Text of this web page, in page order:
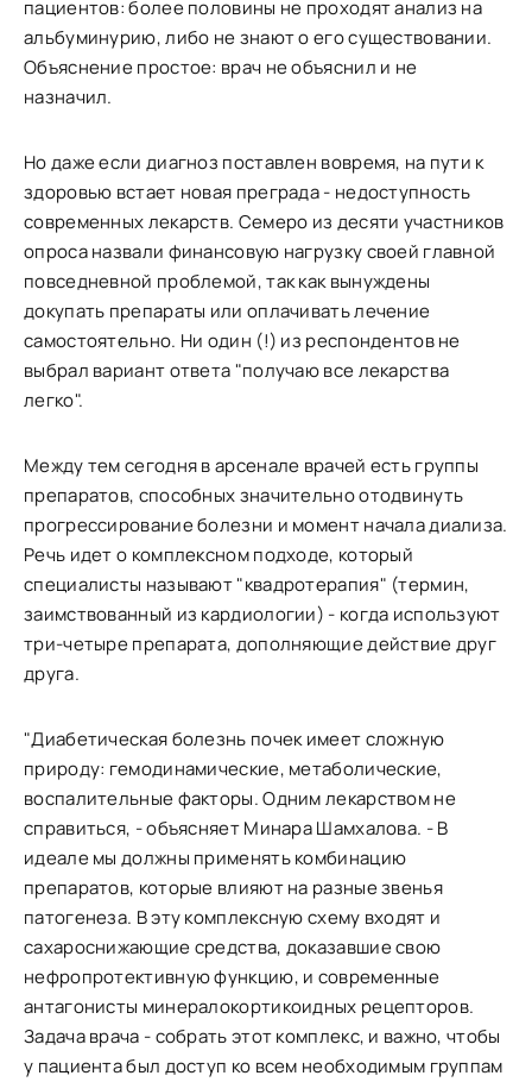
пациентов: более половины не проходят анализ на
альбуминурию, либо не знают о его существовании.
Объяснение простое: врач не объяснил и не
назначил.
Но даже если диагноз поставлен вовремя, на пути к
здоровью встает новая преграда - недоступность
современных лекарств. Семеро из десяти участников
опроса назвали финансовую нагрузку своей главной
повседневной проблемой, так как вынуждены
докупать препараты или оплачивать лечение
самостоятельно. Ни один (!) из респондентов не
выбрал вариант ответа "получаю все лекарства
легко".
Между тем сегодня в арсенале врачей есть группы
препаратов, способных значительно отодвинуть
прогрессирование болезни и момент начала диализа.
Речь идет о комплексном подходе, который
специалисты называют "квадротерапия" (термин,
заимствованный из кардиологии) - когда используют
три-четыре препарата, дополняющие действие друг
друга.
"Диабетическая болезнь почек имеет сложную
природу: гемодинамические, метаболические,
воспалительные факторы. Одним лекарством не
справиться, - объясняет Минара Шамхалова. - В
идеале мы должны применять комбинацию
препаратов, которые влияют на разные звенья
патогенеза. В эту комплексную схему входят и
сахароснижающие средства, доказавшие свою
нефропротективную функцию, и современные
антагонисты минералокортикоидных рецепторов.
Задача врача - собрать этот комплекс, и важно, чтобы
у пациента был доступ ко всем необходимым группам